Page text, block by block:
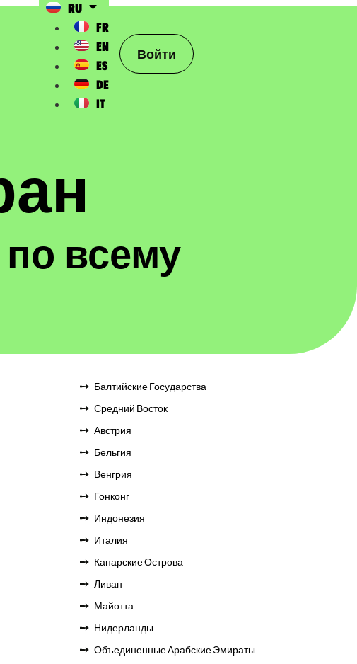
RU
FR
EN
ES
DE
IT
Войти
по всему
Балтийские Государства
Средний Восток
Австрия
Бельгия
Венгрия
Гонконг
Индонезия
Италия
Канарские Острова
Ливан
Майотта
Нидерланды
Объединенные Арабские Эмираты